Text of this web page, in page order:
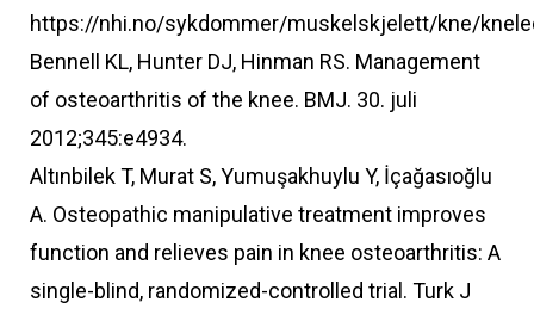
https://nhi.no/sykdommer/muskelskjelett/kne/
Bennell KL, Hunter DJ, Hinman RS. Management
of osteoarthritis of the knee. BMJ. 30. juli
2012;345:e4934.
Altınbilek T, Murat S, Yumuşakhuylu Y, İçağasıoğlu
A. Osteopathic manipulative treatment improves
function and relieves pain in knee osteoarthritis: A
single-blind, randomized-controlled trial. Turk J